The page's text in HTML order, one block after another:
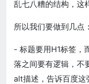
乱七八糟的结构，这
所以我们要做到几点：
- 标题要用H1标签，
落之间要有逻辑，不
alt描述，告诉百度